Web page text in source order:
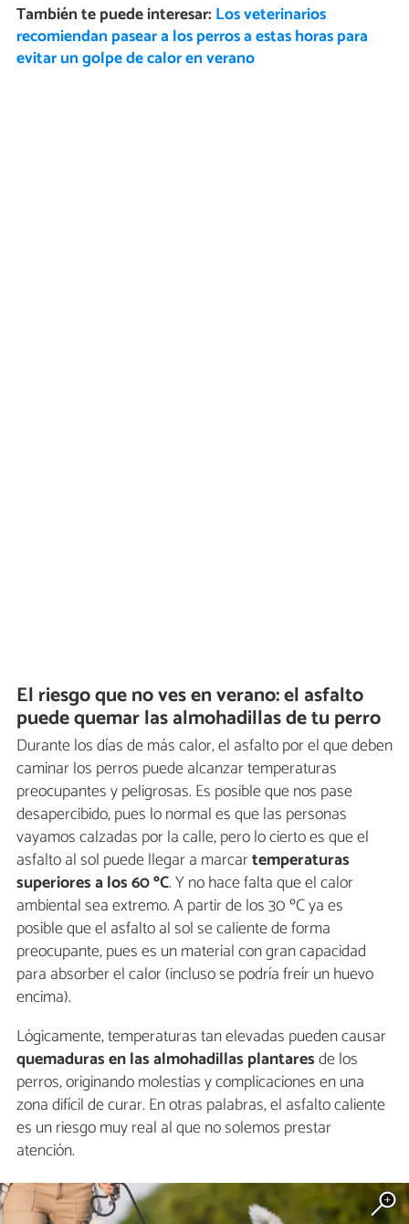
También te puede interesar: Los veterinarios
recomiendan pasear a los perros a estas horas para
evitar un golpe de calor en verano
El riesgo que no ves en verano: el asfalto
puede quemar las almohadillas de tu perro
Durante los días de más calor, el asfalto por el que deben
caminar los perros puede alcanzar temperaturas
preocupantes y peligrosas. Es posible que nos pase
desapercibido, pues lo normal es que las personas
vayamos calzadas por la calle, pero lo cierto es que el
asfalto al sol puede llegar a marcartemperaturas
superiores a los 60 ºC. Y no hace falta que el calor
ambiental sea extremo. A partir de los 30 ºC ya es
posible que el asfalto al sol se caliente de forma
preocupante, pues es un material con gran capacidad
para absorber el calor (incluso se podría freír un huevo
encima).
Lógicamente, temperaturas tan elevadas pueden causar
quemaduras en las almohadillas plantaresde los
perros, originando molestias y complicaciones en una
zona difícil de curar. En otras palabras, el asfalto caliente
es un riesgo muy real al que no solemos prestar
atención.